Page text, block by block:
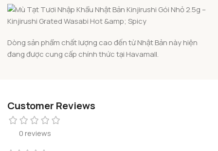
Dòng sản phẩm chất lượng cao đến từ Nhật Bản này hiện
đang được cung cấp chính thức tại Havamall.
Customer Reviews
0 reviews